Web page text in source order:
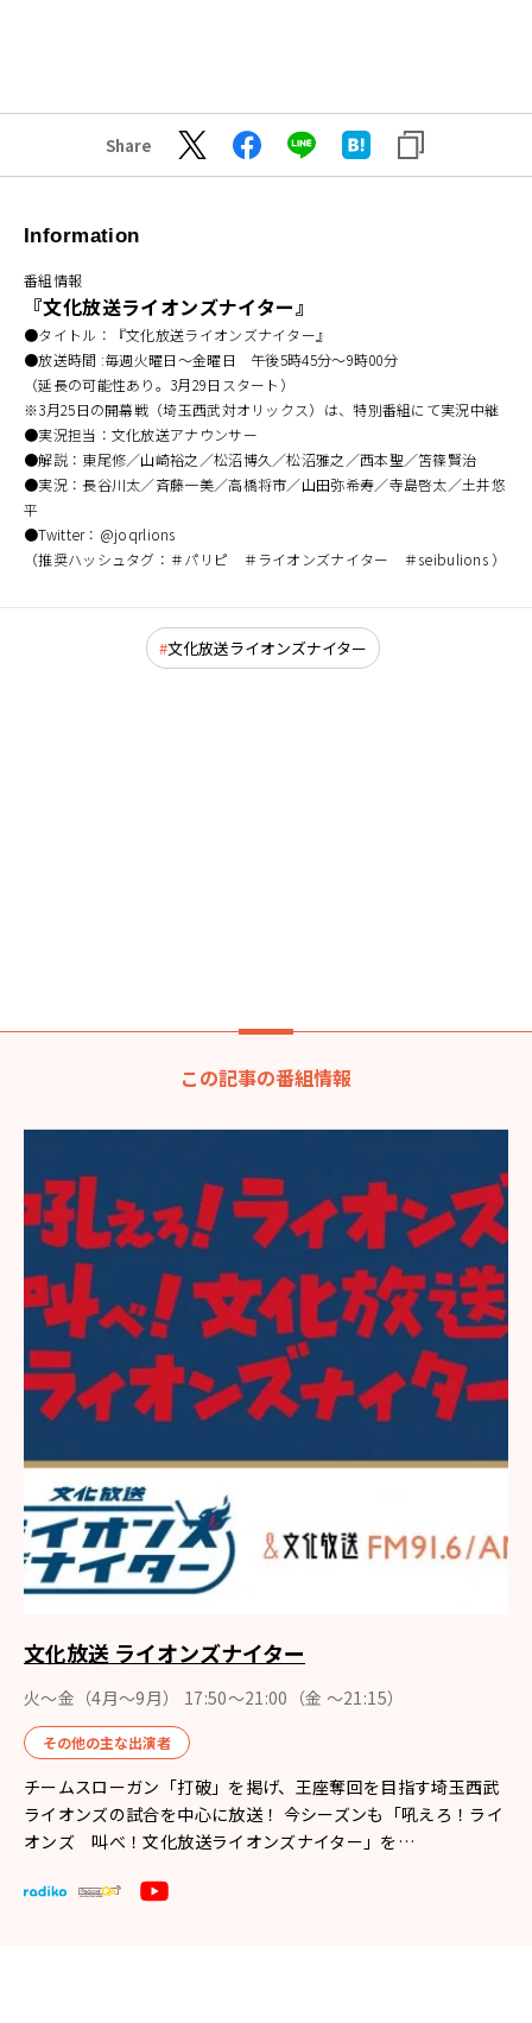
Share
Information
番組情報
『文化放送ライオンズナイター』
●タイトル：『文化放送ライオンズナイター』
●放送時間 :毎週火曜日～金曜日 午後5時45分～9時00分
（延長の可能性あり。3月29日スタート）
※3月25日の開幕戦（埼玉西武対オリックス）は、特別番組にて実況中継
●実況担当：文化放送アナウンサー
●解説：東尾修／山崎裕之／松沼博久／松沼雅之／西本聖／笘篠賢治
●実況：長谷川太／斉藤一美／高橋将市／山田弥希寿／寺島啓太／土井悠
平
●Twitter：@joqrlions
（推奨ハッシュタグ：＃パリピ ＃ライオンズナイター ＃seibulions ）
文化放送ライオンズナイター
この記事の番組情報
文化放送 ライオンズナイター
火～金（4月〜9月） 17:50～21:00（金 ～21:15）
その他の主な出演者
チームスローガン「打破」を掲げ、王座奪回を目指す埼玉西武
ライオンズの試合を中心に放送！ 今シーズンも「吼えろ！ライ
オンズ 叫べ！文化放送ライオンズナイター」を…